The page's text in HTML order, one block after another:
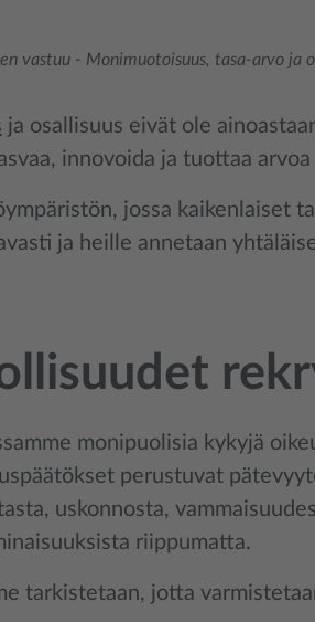
vastuu - Monimuotoisuus, tasa-arvo ja
ja osallisuus eivät ole
innovoida ja tuottaa
jossa kaikenlaiset
ja heille annetaan
monipuolisia kykyjä
perustuvat
uskonnosta,
riippumatta.
tarkistetaan, jotta